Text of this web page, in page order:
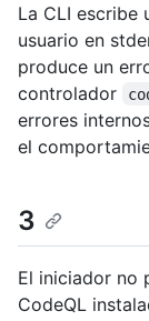
La CLI escribe
usuario en
produce un
controlador
errores
el
3
El iniciador no
CodeQL